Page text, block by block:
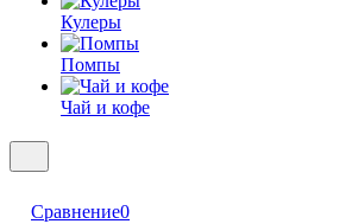
Кулеры
Помпы
Чай и кофе
Сравнение0